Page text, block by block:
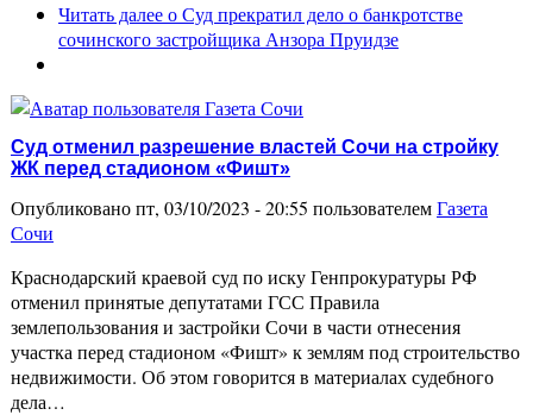
Читать далеео Суд прекратил дело о банкротстве
сочинского застройщика Анзора Пруидзе
Суд отменил разрешение властей Сочи на стройку
ЖК перед стадионом «Фишт»
Опубликовано пт, 03/10/2023 - 20:55 пользователемГазета
Сочи
Краснодарский краевой суд по иску Генпрокуратуры РФ
отменил принятые депутатами ГСС Правила
землепользования и застройки Сочи в части отнесения
участка перед стадионом «Фишт» к землям под строительство
недвижимости. Об этом говорится в материалах судебного
дела…